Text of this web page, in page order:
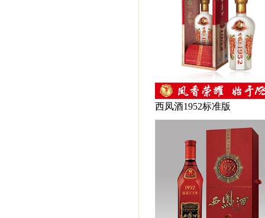
西凤酒1952标准版